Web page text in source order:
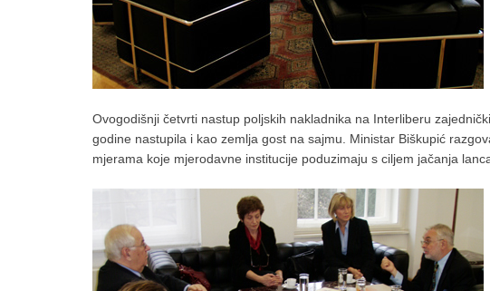
Ovogodišnji četvrti nastup poljskih nakladnika na Interliberu
godine nastupila i kao zemlja gost na sajmu. Ministar Biškupić
mjerama koje mjerodavne institucije poduzimaju s ciljem jačanja